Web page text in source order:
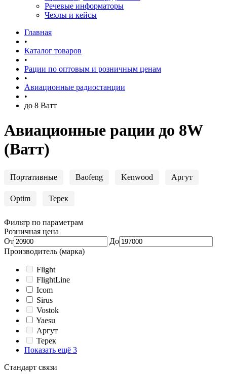
Речевые информаторы
Чехлы и кейсы
Главная
•
Каталог товаров
•
Рации по оптовым и розничным ценам
•
Авиационные радиостанции
•
до 8 Ватт
Авиационные рации до 8W
(Ватт)
Портативные Baofeng Kenwood Аргут
Optim Терек
Фильтр по параметрам
Розничная цена
От
До
Производитель (марка)
Flight
FlightLine
Icom
Sirus
Vostok
Yaesu
Аргут
Терек
Показать ещё 3
Стандарт связи